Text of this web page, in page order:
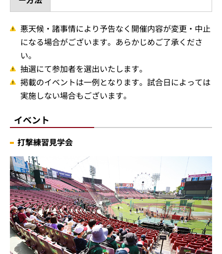
悪天候・諸事情により予告なく開催内容が変更・中止
になる場合がございます。あらかじめご了承くださ
い。
抽選にて参加者を選出いたします。
掲載のイベントは一例となります。試合日によっては
実施しない場合もございます。
イベント
打撃練習見学会